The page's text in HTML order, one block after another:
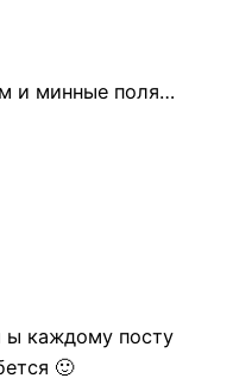
и минные поля…
ы каждому посту
🙂